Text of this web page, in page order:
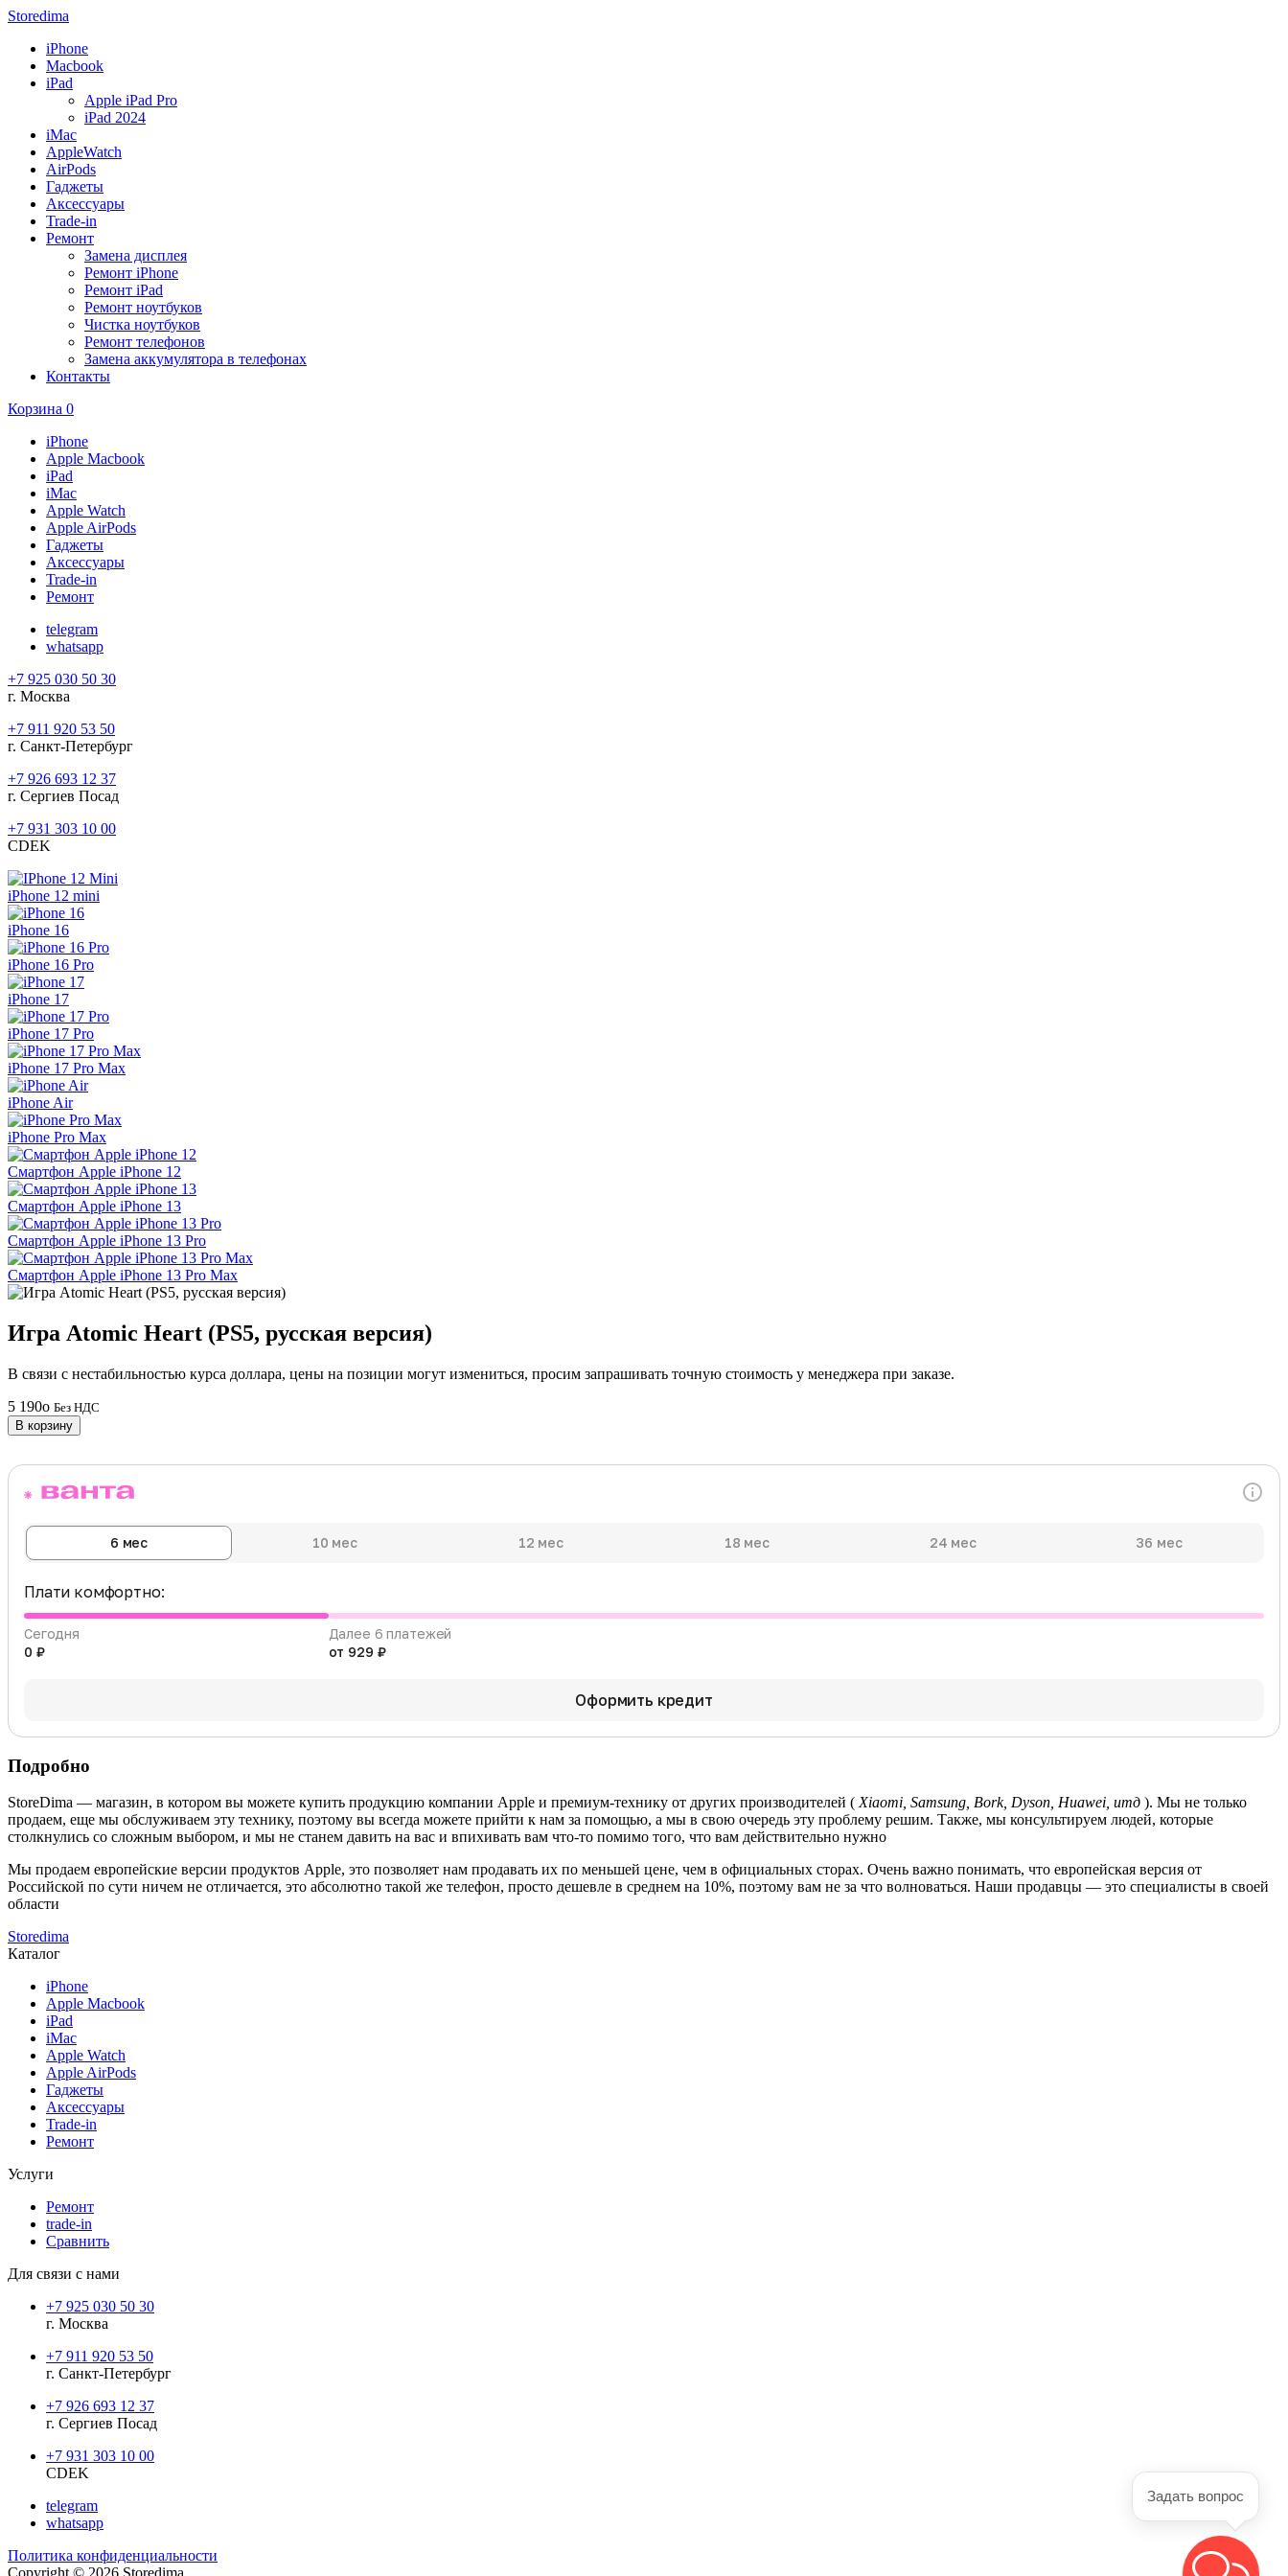
Storedima
iPhone
Macbook
iPad
Apple iPad Pro
iPad 2024
iMac
AppleWatch
AirPods
Гаджеты
Аксессуары
Trade-in
Ремонт
Замена дисплея
Ремонт iPhone
Ремонт iPad
Ремонт ноутбуков
Чистка ноутбуков
Ремонт телефонов
Замена аккумулятора в телефонах
Контакты
Корзина 0
iPhone
Apple Macbook
iPad
iMac
Apple Watch
Apple AirPods
Гаджеты
Аксессуары
Trade-in
Ремонт
telegram
whatsapp
+7 925 030 50 30
г. Москва
+7 911 920 53 50
г. Санкт-Петербург
+7 926 693 12 37
г. Сергиев Посад
+7 931 303 10 00
CDEK
iPhone 12 mini
iPhone 16
iPhone 16 Pro
iPhone 17
iPhone 17 Pro
iPhone 17 Pro Max
iPhone Air
iPhone Pro Max
Смартфон Apple iPhone 12
Смартфон Apple iPhone 13
Смартфон Apple iPhone 13 Pro
Смартфон Apple iPhone 13 Pro Max
Игра Atomic Heart (PS5, русская версия)
В связи с нестабильностью курса доллара, цены на позиции могут измениться, просим запрашивать точную стоимость у менеджера при заказе.
5 190o Без НДС
В корзину
6 мес 10 мес 12 мес 18 мес 24 мес 36 мес
Плати комфортно:
Сегодня
0 ₽
Далее 6 платежей
от 929 ₽
Оформить кредит
Подробно
StoreDima — магазин, в котором вы можете купить продукцию компании Apple и премиум-технику от других производителей ( Xiaomi, Samsung, Bork, Dyson, Huawei, итд ). Мы не только
продаем, еще мы обслуживаем эту технику, поэтому вы всегда можете прийти к нам за помощью, а мы в свою очередь эту проблему решим. Также, мы консультируем людей, которые
столкнулись со сложным выбором, и мы не станем давить на вас и впихивать вам что-то помимо того, что вам действительно нужно
Мы продаем европейские версии продуктов Apple, это позволяет нам продавать их по меньшей цене, чем в официальных сторах. Очень важно понимать, что европейская версия от
Российской по сути ничем не отличается, это абсолютно такой же телефон, просто дешевле в среднем на 10%, поэтому вам не за что волноваться. Наши продавцы — это специалисты в своей
области
Storedima
Каталог
iPhone
Apple Macbook
iPad
iMac
Apple Watch
Apple AirPods
Гаджеты
Аксессуары
Trade-in
Ремонт
Услуги
Ремонт
trade-in
Сравнить
Для связи с нами
+7 925 030 50 30
г. Москва
+7 911 920 53 50
г. Санкт-Петербург
+7 926 693 12 37
г. Сергиев Посад
+7 931 303 10 00
CDEK
telegram
whatsapp
Политика конфиденциальности
Задать вопрос